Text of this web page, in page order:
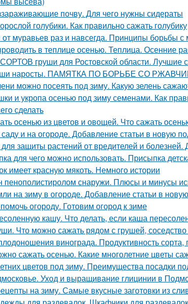
почву. Для чего нужны сидераты
голубики. Как правильно сажать голубику
от муравьев раз и навсегда. Принципы борьбы
в теплице осенью. Теплица. Осенние
груши для Ростовской области. Лучшие
наросты. ПАМЯТКА ПО БОРЬБЕ СО
можно посеять под зиму. Какую зелень
и укропа осенью под зиму семенами. Как
сделать
осенью из цветов и овощей. Что сажать
и на огороде. Добавление статьи в новую
защиты растений от вредителей и болезней.
для чего можно использовать. Присыпка
имеет красную мякоть. Немного истории
пенополистиролом снаружи. Плюсы и минусы
на зиму в огороде. Добавление статьи в
огороду. Готовим огород к зиме
кашу. Что делать, если каша
Что можно сажать рядом с грушей, соседство
винограда. Продуктивность
сажать осенью. Какие многолетние цветы
цветов под зиму. Преимущества посадки
Уход и выращивание глицинии в
на зиму. Самые вкусные заготовки из